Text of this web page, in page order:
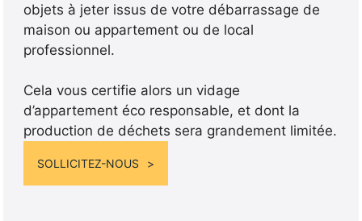
objets à jeter issus de votre débarrassage de
maison ou appartement ou de local
professionnel.
Cela vous certifie alors un vidage
d’appartement éco responsable, et dont la
production de déchets sera grandement limitée.
SOLLICITEZ-NOUS